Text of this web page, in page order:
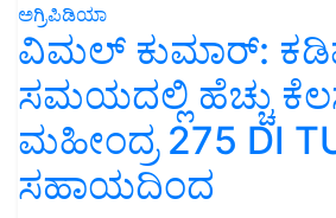
ಅಗ್ರಿಪಿಡಿಯಾ
ವಿಮಲ್ ಕುಮಾರ್:
ಸಮಯದಲ್ಲಿ ಹೆಚ್ಚು
ಮಹೀಂದ್ರ 275 DI
ಸಹಾಯದಿಂದ